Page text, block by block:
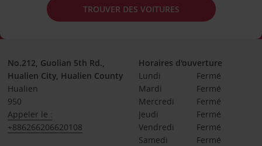
TROUVER DES VOITURES
No.212, Guolian 5th Rd.,
Hualien City, Hualien County
Hualien
950
Appeler le :
+886266206620108
Horaires d'ouverture
Lundi
Fermé
Mardi
Fermé
Mercredi
Fermé
Jeudi
Fermé
Vendredi
Fermé
Samedi
Fermé